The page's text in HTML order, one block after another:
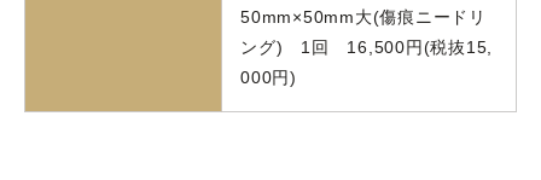
50mm×50mm大(傷痕ニードリ
ング) 1回 16,500円(税抜15,
000円)